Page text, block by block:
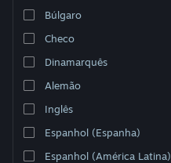
Búlgaro
Checo
Dinamarquês
Alemão
Inglês
Espanhol (Espanha)
Espanhol (América Latina)